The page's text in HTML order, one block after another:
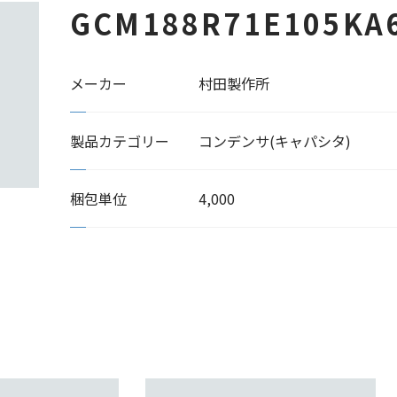
メーカー 村田製作所
製品カテゴリー コンデンサ(キャパシタ)
梱包単位 4,000